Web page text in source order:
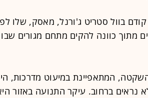
מתוך כוונה להקים מתחם מגורים שבו
המתאפיינת במיעוט מדרכות,
ברחוב. עיקר התנועה באזור היא